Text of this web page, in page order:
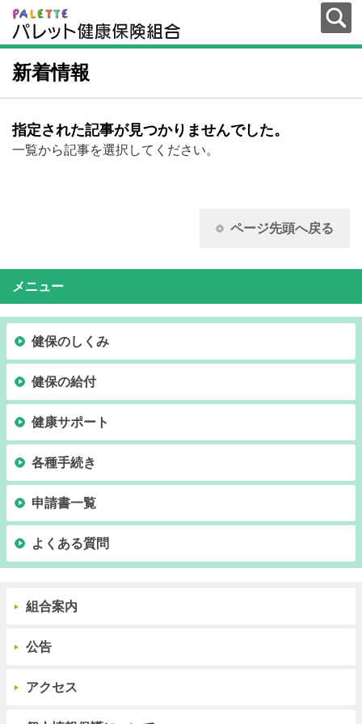
新着情報
指定された記事が見つかりませんでした。
一覧から記事を選択してください。
ページ先頭へ戻る
メニュー
健保のしくみ
健保の給付
健康サポート
各種手続き
申請書一覧
よくある質問
組合案内
公告
アクセス